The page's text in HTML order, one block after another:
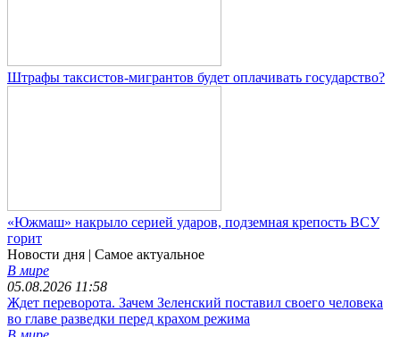
Штрафы таксистов-мигрантов будет оплачивать государство?
«Южмаш» накрыло серией ударов, подземная крепость ВСУ
горит
Новости дня | Самое актуальное
В мире
05.08.2026 11:58
Ждет переворота. Зачем Зеленский поставил своего человека
во главе разведки перед крахом режима